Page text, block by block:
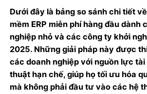
Dưới đây là bảng so sánh chi tiết
mềm ERP miễn phí hàng đầu dành
nghiệp nhỏ và các công ty khởi
2025. Những giải pháp này được
các doanh nghiệp với nguồn lực
thuật hạn chế, giúp họ tối ưu hóa
mà không phải đầu tư vào các hệ